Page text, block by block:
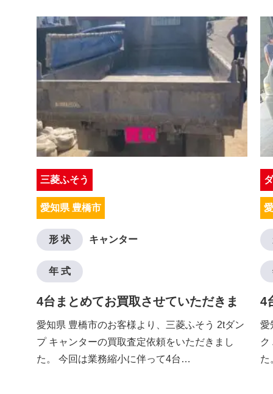
三菱ふそう
愛知県 豊橋市
形 状 キャンター
年 式
4台まとめてお買取させていただきま
した③
愛知県 豊橋市のお客様より、三菱ふそう 2tダン
プ キャンターの買取査定依頼をいただきまし
た。 今回は業務縮小に伴って4台…
4
愛
ク
た